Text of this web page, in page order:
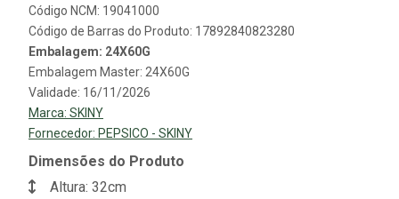
Código NCM: 19041000
Código de Barras do Produto: 17892840823280
Embalagem: 24X60G
Embalagem Master: 24X60G
Validade: 16/11/2026
Marca: SKINY
Fornecedor: PEPSICO - SKINY
Dimensões do Produto
Altura: 32cm